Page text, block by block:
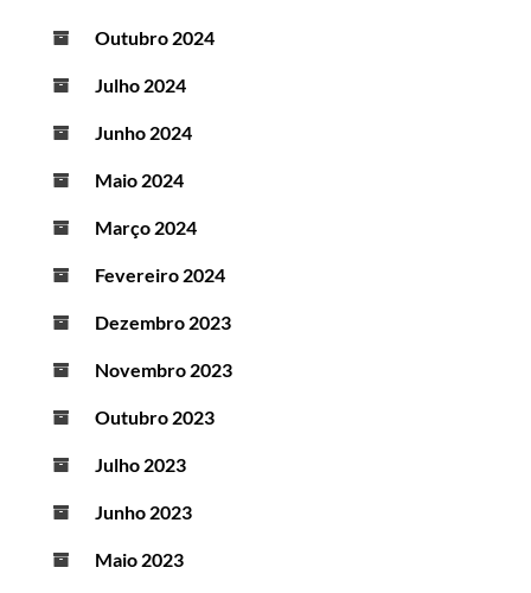
Outubro 2024
Julho 2024
Junho 2024
Maio 2024
Março 2024
Fevereiro 2024
Dezembro 2023
Novembro 2023
Outubro 2023
Julho 2023
Junho 2023
Maio 2023